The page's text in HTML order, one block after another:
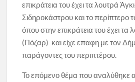
επικράτεια του έχει τα λουτρά
Σιδηροκάστρου και το περίπτερο
όπου στην επικράτεια του έχει τα
(Πόζαρ) και είχε επαφη με τον
παράγοντες του περιπτέρου.
Το επόμενο θέμα που αναλύθηκε